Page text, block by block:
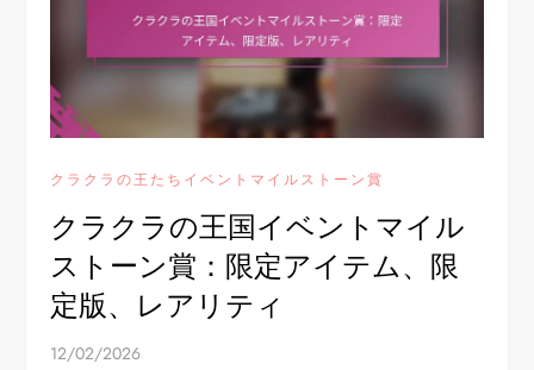
クラクラの王たちイベントマイルストーン賞
クラクラの王国イベントマイル
ストーン賞：限定アイテム、限
定版、レアリティ
12/02/2026